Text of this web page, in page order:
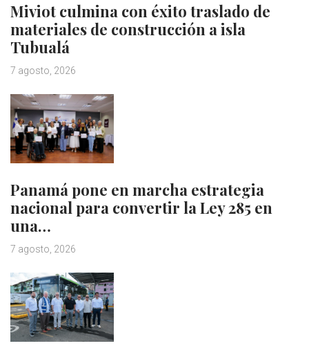
Miviot culmina con éxito traslado de
materiales de construcción a isla
Tubualá
7 agosto, 2026
Panamá pone en marcha estrategia
nacional para convertir la Ley 285 en
una…
7 agosto, 2026